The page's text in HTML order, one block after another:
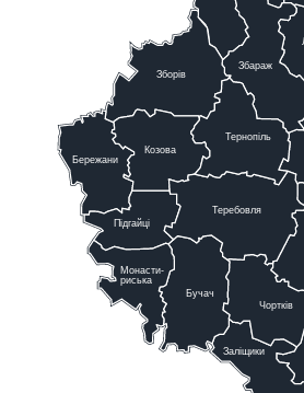
Тернопіль
Теребовля
Бучач
Заліщики
Чортків
Збараж
Козова
Бережани
Підгайці
Зборів
Монасти-
риська